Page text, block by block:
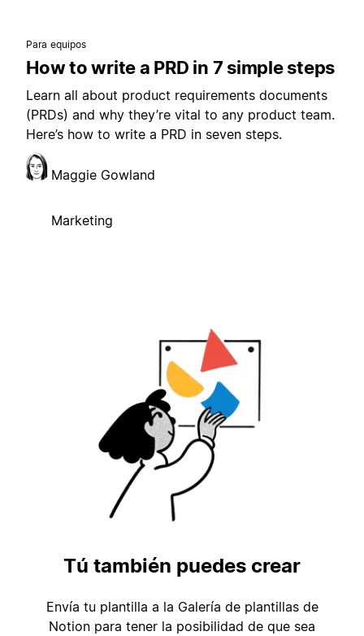
Para equipos
How to write a PRD in 7 simple steps
Learn all about product requirements documents
(PRDs) and why they’re vital to any product team.
Here’s how to write a PRD in seven steps.
Maggie Gowland
Marketing
Tú también puedes crear
Envía tu plantilla a la Galería de plantillas de
Notion para tener la posibilidad de que sea